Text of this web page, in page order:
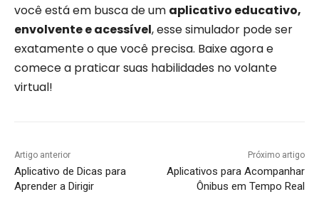
você está em busca de um aplicativo educativo,
envolvente e acessível, esse simulador pode ser
exatamente o que você precisa. Baixe agora e
comece a praticar suas habilidades no volante
virtual!
Artigo anterior
Aplicativo de Dicas para
Aprender a Dirigir
Próximo artigo
Aplicativos para Acompanhar
Ônibus em Tempo Real